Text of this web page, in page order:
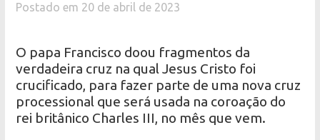
Postado em 20 de abril de 2023
O papa Francisco doou fragmentos da
verdadeira cruz na qual Jesus Cristo foi
crucificado, para fazer parte de uma nova cruz
processional que será usada na coroação do
rei britânico Charles III, no mês que vem.